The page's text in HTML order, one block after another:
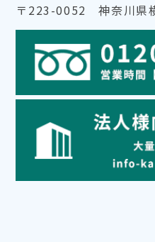
〒223-0052 神奈川県